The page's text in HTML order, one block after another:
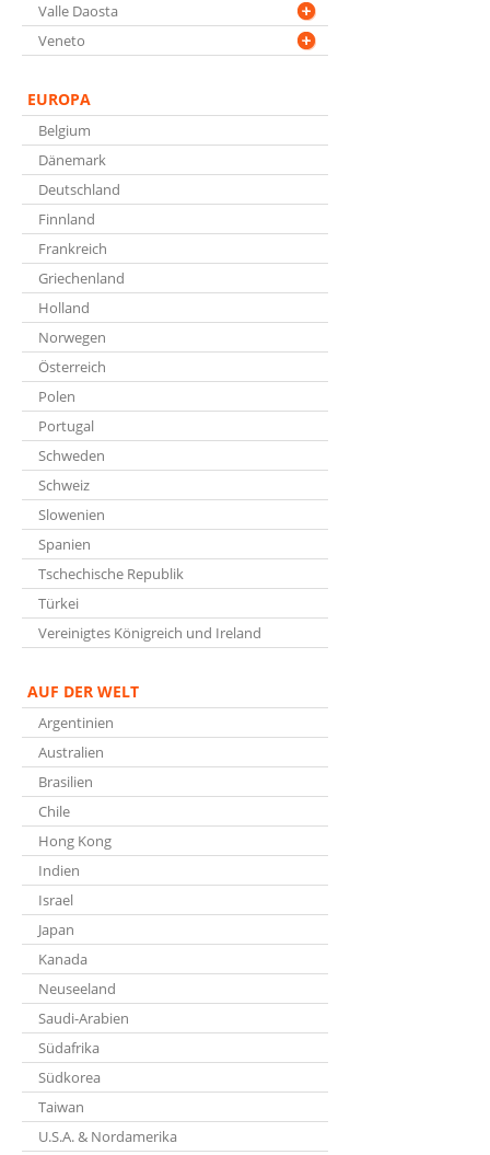
Valle Daosta
Veneto
EUROPA
Belgium
Dänemark
Deutschland
Finnland
Frankreich
Griechenland
Holland
Norwegen
Österreich
Polen
Portugal
Schweden
Schweiz
Slowenien
Spanien
Tschechische Republik
Türkei
Vereinigtes Königreich und Ireland
AUF DER WELT
Argentinien
Australien
Brasilien
Chile
Hong Kong
Indien
Israel
Japan
Kanada
Neuseeland
Saudi-Arabien
Südafrika
Südkorea
Taiwan
U.S.A. & Nordamerika